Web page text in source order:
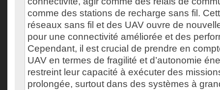
comme des stations de recharge sans fil.
réseaux sans fil et des UAV ouvre de
pour une connectivité améliorée et des
Cependant, il est crucial de prendre en
UAV en termes de fragilité et d’autonomie
restreint leur capacité à exécuter des
prolongée, surtout dans des systèmes à